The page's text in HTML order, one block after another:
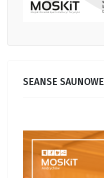
SEANSE SAUNOWE